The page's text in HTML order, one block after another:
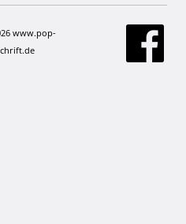
www.pop-